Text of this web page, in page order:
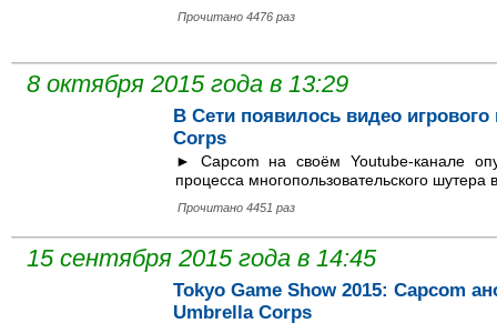
Прочитано 4476 раз
8 октября 2015 года в 13:29
В Сети появилось видео
Corps
► Capcom на своём Youtube-канале
процесса многопользовательского
Прочитано 4451 раз
15 сентября 2015 года в 14:45
Tokyo Game Show 2015: Capcom
Umbrella Corps